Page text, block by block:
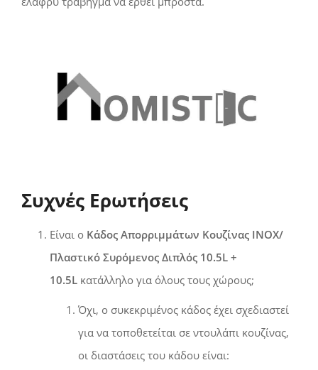
Συχνές Ερωτήσεις
Είναι ο Κάδος Απορριμμάτων Κουζίνας INOX/
Πλαστικό Συρόμενος Διπλός 10.5L +
10.5L κατάλληλο για όλους τους χώρους;
Όχι, ο συκεκριμένος κάδος έχει σχεδιαστεί
για να τοποθετείται σε ντουλάπι κουζίνας,
οι διαστάσεις του κάδου είναι: